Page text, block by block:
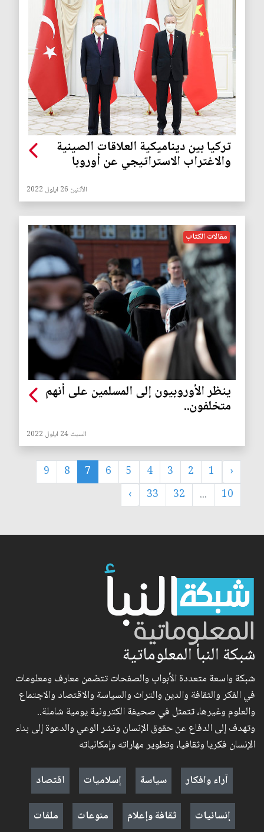
تركيا بين ديناميكية العلاقات الصينية
والاغتراب الاستراتيجي عن أوروبا
الأثنين 26 ايلول 2022
مقالات الكتاب
ينظر الأوروبيون إلى المسلمين على أنهم
متخلفون..
السبت 24 ايلول 2022
‹
1
2
3
4
5
6
7
8
9
10
...
32
33
›
شبكة النبأ المعلوماتية
شبكة واسعة متعددة الأبواب والصفحات تتضمن معارف ومعلومات
في الفكر والثقافة والدين والتراث والسياسة والاقتصاد والاجتماع
والعلوم وغيرها، تتمثل في صحيفة الكترونية يومية شاملة..
وتهدف إلى الدفاع عن حقوق الإنسان ونشر الوعي والدعوة إلى بناء
الإنسان فكريا وثقافيا، وتطوير مهاراته وإمكانياته
آراء وافكار
سياسة إسلاميات
اقتصاد
إنسانيات
ثقافة وإعلام منوعات ملفات